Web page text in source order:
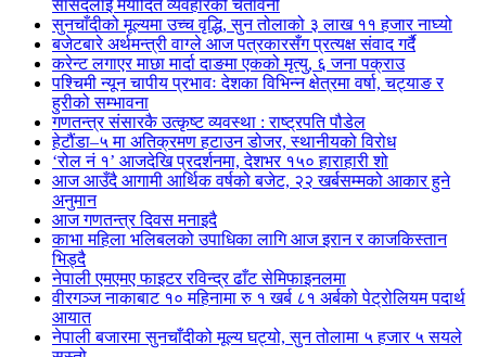
सांसदलाई मर्यादित व्यवहारको चेतावनी
सुनचाँदीको मूल्यमा उच्च वृद्धि, सुन तोलाको ३ लाख ११ हजार नाघ्यो
बजेटबारे अर्थमन्त्री वाग्ले आज पत्रकारसँग प्रत्यक्ष संवाद गर्दै
करेन्ट लगाएर माछा मार्दा दाङमा एकको मृत्यु, ६ जना पक्राउ
पश्चिमी न्यून चापीय प्रभावः देशका विभिन्न क्षेत्रमा वर्षा, चट्याङ र
हुरीको सम्भावना
गणतन्त्र संसारकै उत्कृष्ट व्यवस्था : राष्ट्रपति पौडेल
हेटौंडा–५ मा अतिक्रमण हटाउन डोजर, स्थानीयको विरोध
‘रोल नं १’ आजदेखि प्रदर्शनमा, देशभर १५० हाराहारी शो
आज आउँदै आगामी आर्थिक वर्षको बजेट, २२ खर्बसम्मको आकार हुने
अनुमान
आज गणतन्त्र दिवस मनाइदै
काभा महिला भलिबलको उपाधिका लागि आज इरान र काजकिस्तान
भिड्दै
नेपाली एमएमए फाइटर रविन्द्र ढाँट सेमिफाइनलमा
वीरगञ्ज नाकाबाट १० महिनामा रु १ खर्ब ८१ अर्बको पेट्रोलियम पदार्थ
आयात
नेपाली बजारमा सुनचाँदीको मूल्य घट्यो, सुन तोलामा ५ हजार ५ सयले